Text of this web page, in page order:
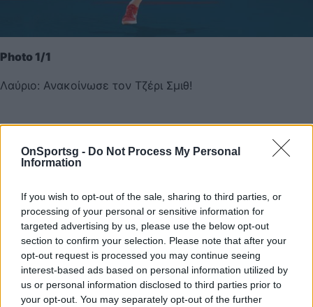
OnSportsg - Do Not Process My Personal
Information
If you wish to opt-out of the sale, sharing to third parties, or
processing of your personal or sensitive information for
targeted advertising by us, please use the below opt-out
section to confirm your selection. Please note that after your
opt-out request is processed you may continue seeing
interest-based ads based on personal information utilized by
us or personal information disclosed to third parties prior to
your opt-out. You may separately opt-out of the further
Photo 1/1
Λαύριο: Ανακοίνωσε τον Τζέρι Σμιθ!